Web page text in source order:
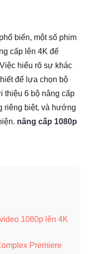
biến, một số phim
cấp lên 4K để
hiểu rõ sự khác
để lựa chọn bộ
thiệu 6 bộ nâng cấp
riêng biệt, và hướng
nâng cấp 1080p
1080p lên 4K
Premiere